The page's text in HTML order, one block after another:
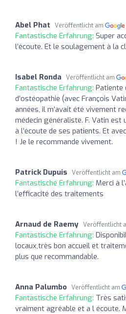
Abel Phat Veröffentlicht am
Fantastische Erfahrung: Super
l’écoute. Et le soulagement à la
Isabel Ronda Veröffentlicht am
Fantastische Erfahrung: Patiente
d’ostéopathie (avec François
années, il m’avait été vivement
médecin généraliste. F. Vatin
à l’écoute de ses patients. Et
! Je le recommande vivement.
Patrick Dupuis Veröffentlicht am
Fantastische Erfahrung: Merci à
l’efficacité des traitements
Arnaud de Raemy Veröffentlicht
Fantastische Erfahrung:
locaux,très bon accueil et
plus que recommandable.
Anna Palumbo Veröffentlicht am
Fantastische Erfahrung: Très
vraiment agréable et a l écoute.